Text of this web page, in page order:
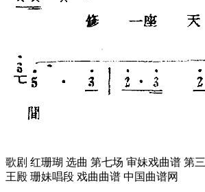
歌剧 红珊瑚 选曲 第七场 审妹戏曲谱 第
王殿 珊妹唱段 戏曲曲谱 中国曲谱网